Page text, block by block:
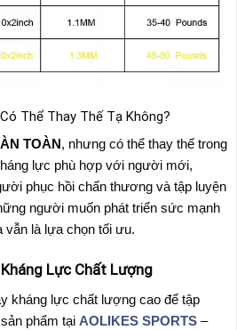
Thể Thay Thế Tạ Không?
TOÀN, nhưng có thể thay thế trong
lực phù hợp với người mới,
phục hồi chấn thương và tập luyện
người muốn phát triển sức mạnh
vẫn là lựa chọn tối ưu.
Lực Chất Lượng
kháng lực chất lượng cao để tập
phẩm tại AOLIKES SPORTS –